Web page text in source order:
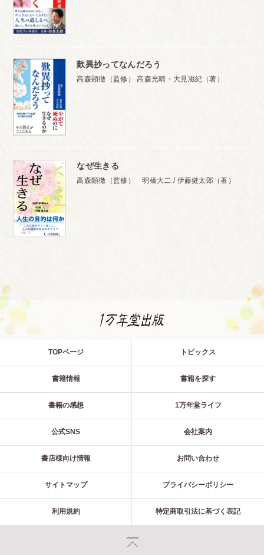
歎異抄ってなんだろう
高森顕徹（監修） 高森光晴・大見滋紀（著）
なぜ生きる
高森顕徹（監修） 明橋大二 / 伊藤健太郎（著）
TOPページ トピックス
書籍情報 書籍を探す
書籍の感想 1万年堂ライフ
公式SNS 会社案内
書店様向け情報 お問い合わせ
サイトマップ プライバシーポリシー
利用規約 特定商取引法に基づく表記